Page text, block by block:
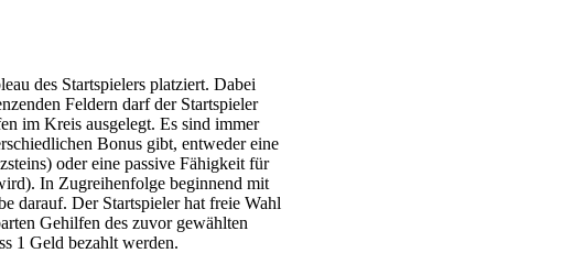
des Startspielers platziert. Dabei
Feldern darf der Startspieler
im Kreis ausgelegt. Es sind immer
Bonus gibt, entweder eine
oder eine passive Fähigkeit für
In Zugreihenfolge beginnend mit
darauf. Der Startspieler hat freie Wahl
Gehilfen des zuvor gewählten
1 Geld bezahlt werden.